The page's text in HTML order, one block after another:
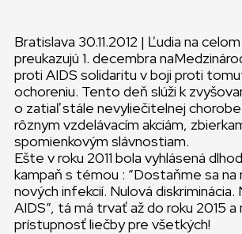
Bratislava 30.11.2012 | Ľudia na
preukazujú 1. decembra
proti AIDS solidaritu v boji proti
ochoreniu. Tento deň slúži k
o zatiaľ stále nevyliečitelnej
rôznym vzdelávacím akciám,
spomienkovým slávnostiam.
Ešte v roku 2011 bola vyhlásená
kampaň s témou : ”Dostaňme sa na
nových infekcií. Nulová diskriminácia.
AIDS”, tá má trvať až do roku 2015 a
prístupnosť liečby pre všetkých!